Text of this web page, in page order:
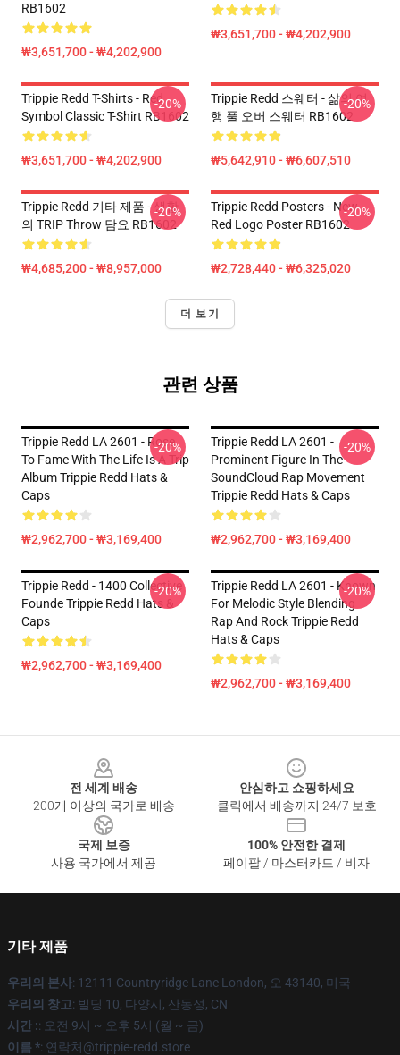
RB1602
₩3,651,700 - ₩4,202,900
₩3,651,700 - ₩4,202,900
Trippie Redd T-Shirts - Red
Symbol Classic T-Shirt RB1602
₩3,651,700 - ₩4,202,900
-20%
Trippie Redd 스웨터 - 삶의 여
행 풀 오버 스웨터 RB1602
₩5,642,910 - ₩6,607,510
-20%
Trippie Redd 기타 제품 - 생활
의 TRIP Throw 담요 RB1602
₩4,685,200 - ₩8,957,000
-20%
Trippie Redd Posters - New
Red Logo Poster RB1602
₩2,728,440 - ₩6,325,020
-20%
더 보기
관련 상품
Trippie Redd LA 2601 - Rose
To Fame With The Life Is A Trip
Album Trippie Redd Hats &
Caps
₩2,962,700 - ₩3,169,400
-20%
Trippie Redd LA 2601 -
Prominent Figure In The
SoundCloud Rap Movement
Trippie Redd Hats & Caps
₩2,962,700 - ₩3,169,400
-20%
Trippie Redd - 1400 Collective
Founde Trippie Redd Hats &
Caps
₩2,962,700 - ₩3,169,400
-20%
Trippie Redd LA 2601 - Known
For Melodic Style Blending
Rap And Rock Trippie Redd
Hats & Caps
₩2,962,700 - ₩3,169,400
-20%
전 세계 배송
200개 이상의 국가로 배송
안심하고 쇼핑하세요
클릭에서 배송까지 24/7 보호
국제 보증
사용 국가에서 제공
100% 안전한 결제
페이팔 / 마스터카드 / 비자
기타 제품
우리의 본사: 12111 Countryridge Lane London, 오 43140, 미국
우리의 창고: 빌딩 10, 다양시, 산동성, CN
시간 :: 오전 9시 ~ 오후 5시 (월 ~ 금)
이름 *: 연락처@trippie-redd.store